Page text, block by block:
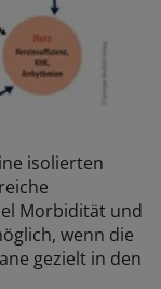
isolierten
Morbidität und
wenn die
gezielt in den